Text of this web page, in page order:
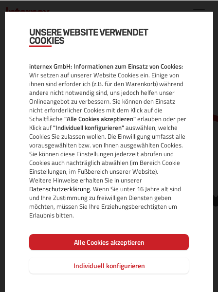
UNSERE WEBSITE VERWENDET
COOKIES
internex GmbH: Informationen zum Einsatz von Cookies:
Wir setzen auf unserer Website Cookies ein. Einige von
ihnen sind erforderlich (z.B. für den Warenkorb) während
andere nicht notwendig sind, uns jedoch helfen unser
Onlineangebot zu verbessern. Sie können den Einsatz
nicht erforderlicher Cookies mit dem Klick auf die
Schaltfläche "Alle Cookies akzeptieren"erlauben oder per
Klick auf"Individuell konfigurieren"auswählen, welche
Cookies Sie zulassen wollen. Die Einwilligung umfasst alle
vorausgewählten bzw. von Ihnen ausgewählten Cookies.
Sie können diese Einstellungen jederzeit abrufen und
Cookies auch nachträglich abwählen (im Bereich Cookie
Einstellungen, im Fußbereich unserer Website).
Weitere Hinweise erhalten Sie in unserer
Datenschutzerklärung. Wenn Sie unter 16 Jahre alt sind
und Ihre Zustimmung zu freiwilligen Diensten geben
möchten, müssen Sie Ihre Erziehungsberechtigten um
Erlaubnis bitten.
Alle Cookies akzeptieren
Individuell konfigurieren
.MBA DOMAIN
ALLE INFOS
MEHR INFOS ZUR DOMAIN-ENDUNG